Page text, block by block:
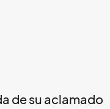
de su aclamado